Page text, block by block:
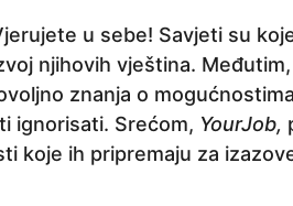
u sebe! Savjeti su
njihovih vještina.
znanja o
ignorisati. Srećom, YourJob,
koje ih pripremaju za